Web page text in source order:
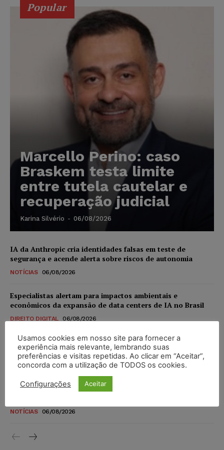
Popular
Marcello Perino: caso
Braskem testa limite
entre tutela cautelar e
recuperação judicial
Karina Silvério - 06/08/2026
IA da Anthropic cria identidades falsas em teste de
segurança e acende alerta sobre riscos de autonomia
NOTÍCIAS 06/08/2026
Especialistas alertam para impactos ambientais e
econômicos da expansão de data centers de IA no Brasil
DIREITO DIGITAL 06/08/2026
TSE reforça que sistemas das urnas eletrônicas tornam-se
invioláveis após assinatura digital e lacração
NOTÍCIAS 06/08/2026
STF inicia julgamento sobre constitucionalidade da
NOTÍCIAS 06/08/2026
Usamos cookies em nosso site para fornecer a
experiência mais relevante, lembrando suas
preferências e visitas repetidas. Ao clicar em “Aceitar”,
concorda com a utilização de TODOS os cookies.
Configurações Aceitar